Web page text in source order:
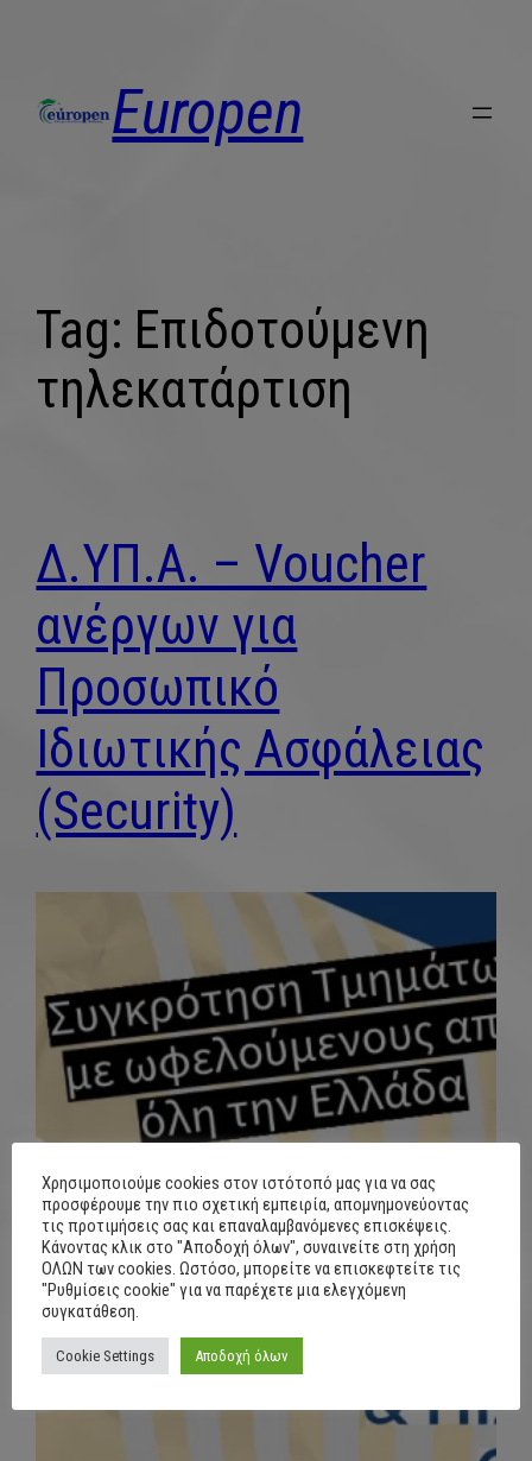
Europen
Tag: Επιδοτούμενη
τηλεκατάρτιση
Δ.ΥΠ.Α. – Voucher
ανέργων για
Προσωπικό
Ιδιωτικής Ασφάλειας
(Security)
Χρησιμοποιούμε cookies στον ιστότοπό μας για να σας
προσφέρουμε την πιο σχετική εμπειρία, απομνημονεύοντας
τις προτιμήσεις σας και επαναλαμβανόμενες επισκέψεις.
Κάνοντας κλικ στο "Αποδοχή όλων", συναινείτε στη χρήση
ΟΛΩΝ των cookies. Ωστόσο, μπορείτε να επισκεφτείτε τις
"Ρυθμίσεις cookie" για να παρέχετε μια ελεγχόμενη
συγκατάθεση.
Cookie Settings Αποδοχή όλων